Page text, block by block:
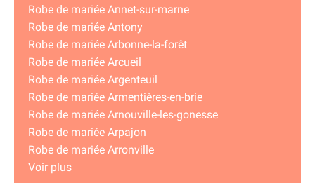
Robe de mariée Annet-sur-marne
Robe de mariée Antony
Robe de mariée Arbonne-la-forêt
Robe de mariée Arcueil
Robe de mariée Argenteuil
Robe de mariée Armentières-en-brie
Robe de mariée Arnouville-les-gonesse
Robe de mariée Arpajon
Robe de mariée Arronville
Voir plus